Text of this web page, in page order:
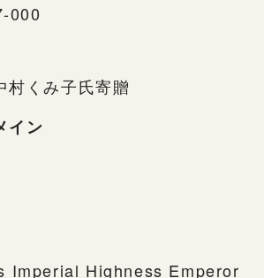
000
村くみ子氏寄贈
イン
Imperial Highness Emperor